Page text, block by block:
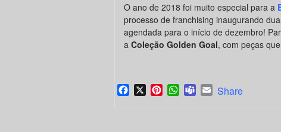
O ano de 2018 foi muito especial para a
processo de franchising inaugurando
agendada para o início de dezembro!
a Coleção Golden Goal, com peças
Facebook
X PinterestWhatsApp
TeamsEmail
Share